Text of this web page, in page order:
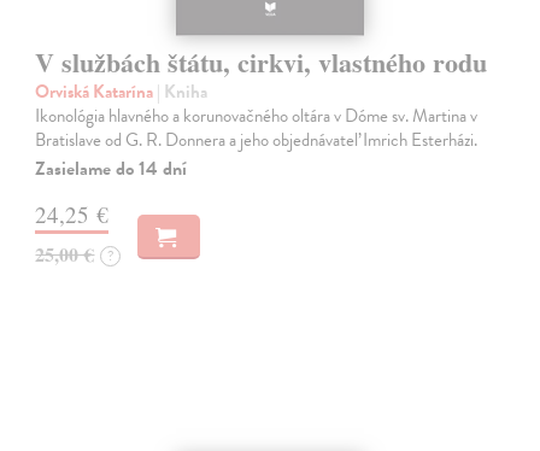
V službách štátu, cirkvi, vlastného rodu
Orviská Katarína| Kniha
Ikonológia hlavného a korunovačného oltára v Dóme sv. Martina v
Bratislave od G. R. Donnera a jeho objednávateľ Imrich Esterházi.
Zasielame do 14 dní
24,25 €
25,00 € ?